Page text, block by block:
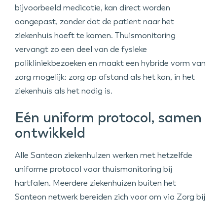
bijvoorbeeld medicatie, kan direct worden
aangepast, zonder dat de patiënt naar het
ziekenhuis hoeft te komen. Thuismonitoring
vervangt zo een deel van de fysieke
polikliniekbezoeken en maakt een hybride vorm van
zorg mogelijk: zorg op afstand als het kan, in het
ziekenhuis als het nodig is.
Eén uniform protocol, samen
ontwikkeld
Alle Santeon ziekenhuizen werken met hetzelfde
uniforme protocol voor thuismonitoring bij
hartfalen. Meerdere ziekenhuizen buiten het
Santeon netwerk bereiden zich voor om via Zorg bij